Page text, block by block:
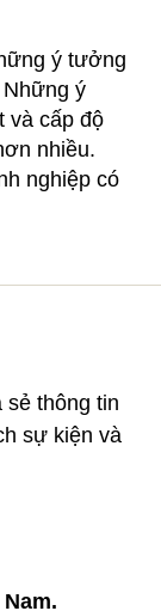
ý tưởng
ý
và cấp độ
nhiều.
nghiệp có
sẻ thông tin
sự kiện và